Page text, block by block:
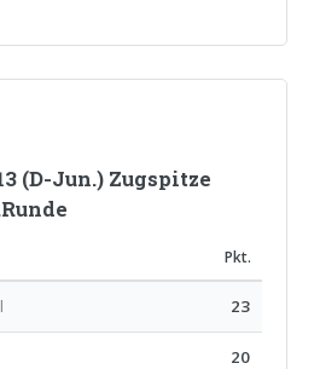
(D-Jun.) Zugspitze
Pkt.
23
20